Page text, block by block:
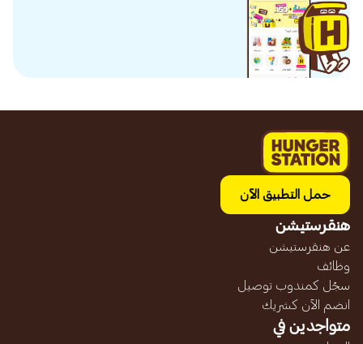
حمل التطبيق الآن
هنقرستيشن
عن هنقرستيشن
وظائف
سجّل كمندوب توصيل
انضم الآن كشريك
متواجدين في